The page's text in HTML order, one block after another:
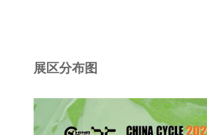
展区分布图